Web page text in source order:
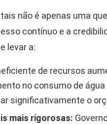
não é apenas uma
contínuo e a
levar a:
de recursos
no consumo de
significativamente o
mais rigorosas: